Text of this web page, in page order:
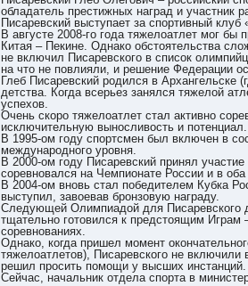
обладатель престижных наград и участник
Писаревский выступает за спортивный
В августе 2008-го года тяжелоатлет мог
Китая – Пекине. Однако обстоятельства
не включил Писаревского в список
на что не повлияли, и решение Федерации
Глеб Писаревский родился в Архангельске
детства. Когда всерьез занялся тяжелой
успехов.
Очень скоро тяжелоатлет стал активно
исключительную выносливость и потенциал.
В 1995-ом году спортсмен был включен в
международного уровня.
В 2000-ом году Писаревский принял
соревновался на Чемпионате России и в
В 2004-ом вновь стал победителем Кубка
выступил, завоевав бронзовую награду.
Следующей Олимпиадой для Писаревского
тщательно готовился к предстоящим Играм
соревнованиях.
Однако, когда пришел момент
тяжелоатлетов), Писаревского не
решил просить помощи у высших инстанций.
Сейчас, начальник отдела спорта в